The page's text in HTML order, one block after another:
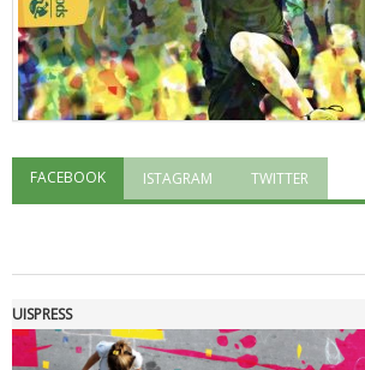
"Superare gli ostacoli": la relazione di Tiziano
FACEBOOK ISTAGRAM TWITTER
UISPRESS